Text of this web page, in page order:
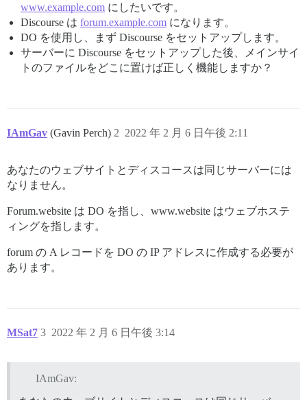
www.example.com にしたいです。
Discourse は forum.example.com になります。
DO を使用し、まず Discourse をセットアップします。
サーバーに Discourse をセットアップした後、メインサイ
トのファイルをどこに置けば正しく機能しますか？
IAmGav (Gavin Perch) 2022 年 2 月 6 日午後 2:11
2
あなたのウェブサイトとディスコースは同じサーバーには
なりません。
Forum.website は DO を指し、www.website はウェブホステ
ィングを指します。
forum の A レコードを DO の IP アドレスに作成する必要が
あります。
MSat7 2022 年 2 月 6 日午後 3:14
3
IAmGav: